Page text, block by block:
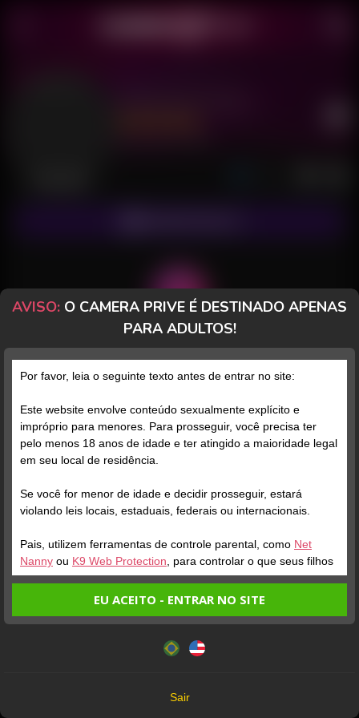
POSTS FANCLUB PAGOS AVALIAÇÕES
Posts (31) Fotos (22) Vídeos
Grátis
Verifique sua conta
4
Verifique sua conta
Este website utiliza cookies e tecnologias semelhantes de
Política de Privacidade
você concorda com estes termos.
AVISO: O CAMERA PRIVE É DESTINADO APENAS
PARA ADULTOS!
Por favor, leia o seguinte texto antes de entrar no site:
Este website envolve conteúdo sexualmente explícito e
impróprio para menores. Para prosseguir, você precisa ter
pelo menos 18 anos de idade e ter atingido a maioridade legal
em seu local de residência.
Se você for menor de idade e decidir prosseguir, estará
violando leis locais, estaduais, federais ou internacionais.
Pais, utilizem ferramentas de controle parental, como Net
Nanny ou K9 Web Protection, para controlar o que seus filhos
veem.
fatos:
Tenho ao menos 18 anos de idade e sou maior de idade
EU ACEITO - ENTRAR NO SITE
Sair